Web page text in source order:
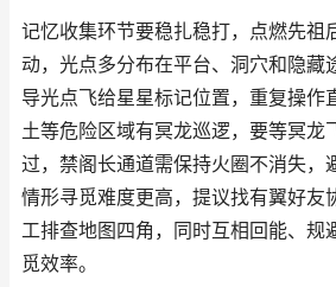
记忆收集环节要稳扎稳打，点燃先祖
动，光点多分布在平台、洞穴和隐藏
导光点飞给星星标记位置，重复操作
土等危险区域有冥龙巡逻，要等冥龙
过，禁阁长通道需保持火圈不消失，
情形寻觅难度更高，提议找有翼好友
工排查地图四角，同时互相回能、规
觅效率。